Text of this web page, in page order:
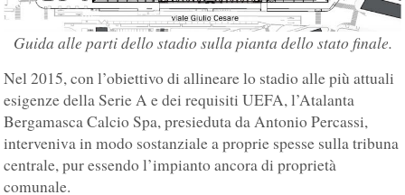
Guida alle parti dello stadio sulla pianta dello stato finale.
Nel 2015, con l’obiettivo di allineare lo stadio alle più attuali
esigenze della Serie A e dei requisiti UEFA, l’Atalanta
Bergamasca Calcio Spa, presieduta da Antonio Percassi,
interveniva in modo sostanziale a proprie spesse sulla tribuna
centrale, pur essendo l’impianto ancora di proprietà
comunale.